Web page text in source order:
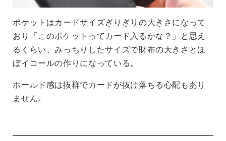
ポケットはカードサイズぎりぎりの大きさになって
おり「このポケットってカード入るかな？」と思え
るくらい、みっちりしたサイズで財布の大きさとほ
ぼイコールの作りになっている。
ホールド感は抜群でカードが抜け落ちる心配もあり
ません。